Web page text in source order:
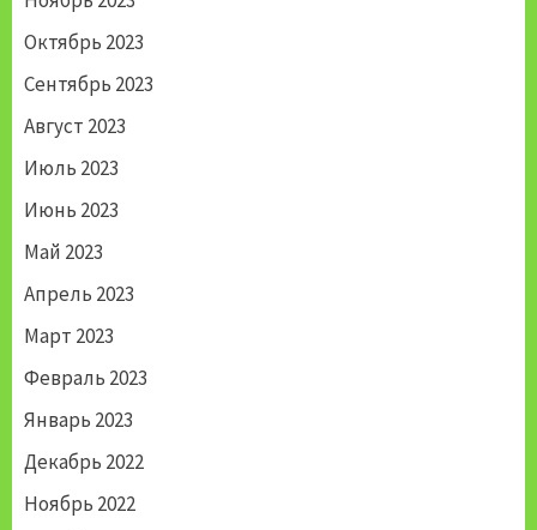
Октябрь 2023
Сентябрь 2023
Август 2023
Июль 2023
Июнь 2023
Май 2023
Апрель 2023
Март 2023
Февраль 2023
Январь 2023
Декабрь 2022
Ноябрь 2022